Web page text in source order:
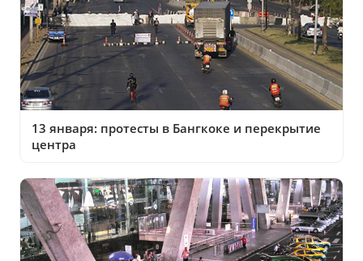
13 января: протесты в Бангкоке и перекрытие
центра